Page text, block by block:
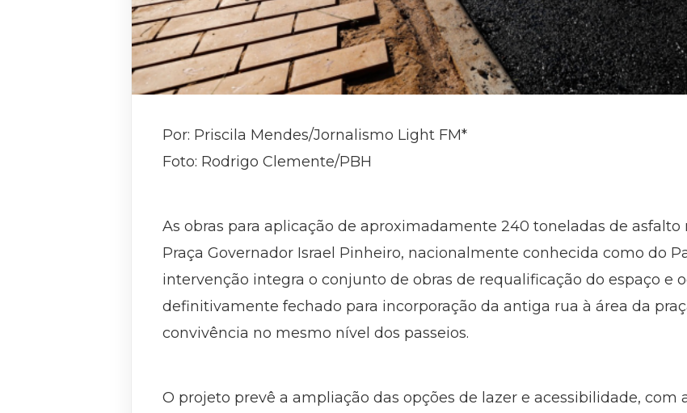
Por: Priscila Mendes/Jornalismo Light FM*
Foto: Rodrigo Clemente/PBH
As obras para aplicação de aproximadamente 240 toneladas de
Praça Governador Israel Pinheiro, nacionalmente conhecida como do
intervenção integra o conjunto de obras de requalificação do espaço e
definitivamente fechado para incorporação da antiga rua à área da
convivência no mesmo nível dos passeios.
O projeto prevê a ampliação das opções de lazer e acessibilidade,